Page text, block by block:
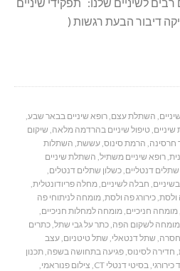
דיבור הבעת רגשות (
, השתלת עצם,רופא שיניים בבאר שבע,
, טיפול שיניים בהרדמה מלאה, שיקום
חרסינה, הרמת סינוס,עששת, השתלות
,רופא שיניים משתיל, השתלת שיניים
שתלים דנטליים,כשלון שתלים דנטלים,
, חבלה לשיניים,מחלה פריודונטלית,
,כירורג פה ולסת,מומחה לניתוחי פה
,מומחה חניכיים,מומחה למחלות חניכיים,
מומחה לשקום הפה,כתר על גבי שתל,כתרים
חסרה, שתל דנטאלי, שתל טיטניום,עצב
, חדירה לסינוס,פגיעה בתחושה בשפה,תכנון
,בסיטי דנטלי CT , צילום פנוראמי,